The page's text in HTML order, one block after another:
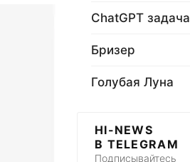
ChatGPT задача
Бризер
Голубая Луна
HI-NEWS
В TELEGRAM
Подписывайтесь